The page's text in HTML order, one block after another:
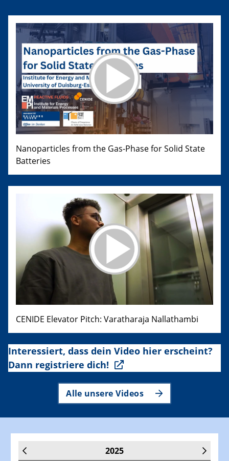
Nanoparticles from the Gas-Phase for Solid State
Batteries
CENIDE Elevator Pitch: Varatharaja Nallathambi
Interessiert, dass dein Video hier erscheint?
Dann registriere dich!
Alle unsere Videos
2025